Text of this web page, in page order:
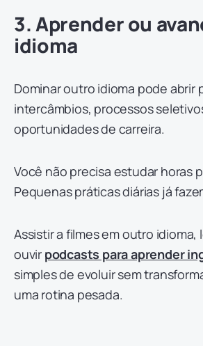
3. Aprender ou
idioma
Dominar outro idioma pode abrir
intercâmbios, processos
oportunidades de carreira.
Você não precisa estudar horas
Pequenas práticas diárias já
Assistir a filmes em outro idioma,
ouvir podcasts para aprender
simples de evoluir sem
uma rotina pesada.